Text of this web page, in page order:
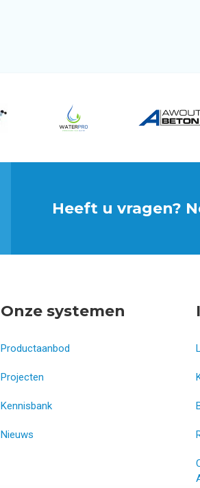
Heeft u vragen?
Onze systemen
Productaanbod
Projecten
Kennisbank
Nieuws